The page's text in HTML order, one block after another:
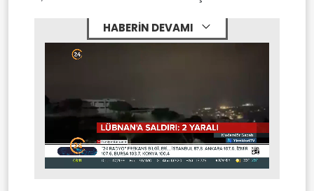
HABERİN DEVAMI
Mute Stream